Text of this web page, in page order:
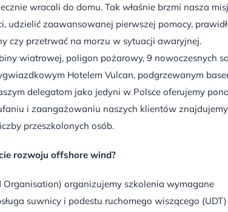
wracali do domu. Tak właśnie brzmi nasza
udzielić zaawansowanej pierwszej pomocy,
czy przetrwać na morzu w sytuacji awaryjnej.
wiatrowej, poligon pożarowy, 9 nowoczesnych
Hotelem Vulcan, podgrzewanym
delegatom jako jedyni w Polsce oferujemy
i zaangażowaniu naszych klientów
przeszkolonych osób.
rozwoju offshore wind?
organizujemy szkolenia wymagane
suwnicy i podestu ruchomego wiszącego (UDT)